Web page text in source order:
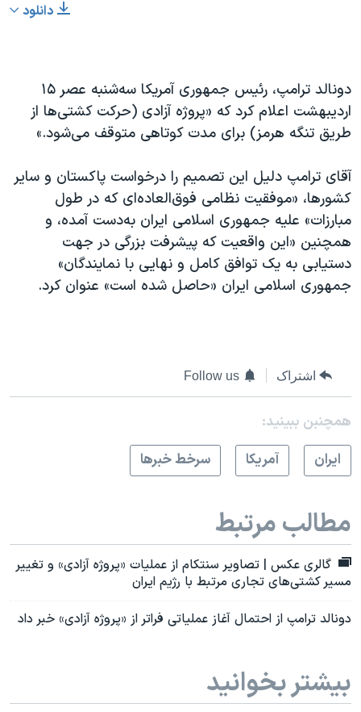
720p
1080p 720p
1080p
دانلود
دونالد ترامپ، رئیس جمهوری آمریکا سه‌شنبه عصر ۱۵
اردیبهشت اعلام کرد که «پروژه آزادی (حرکت کشتی‌ها از
طریق تنگه هرمز) برای مدت کوتاهی متوقف می‌شود.»
آقای ترامپ دلیل این تصمیم را درخواست پاکستان و سایر
کشورها، «موفقیت نظامی فوق‌العاده‌ای که در طول
مبارزات» علیه جمهوری اسلامی ایران به‌دست آمده، و
همچنین «این واقعیت که پیشرفت بزرگی در جهت
دستیابی به یک توافق کامل و نهایی با نمایندگان»
جمهوری اسلامی ایران «حاصل شده است» عنوان کرد.
اشتراک Follow us
همچنبن ببینید:
ايران
آمريکا سرخط خبرها
مطالب مرتبط
گالری عکس | تصاویر سنتکام از عملیات «پروژه آزادی» و تغییر
مسیر کشتی‌های تجاری مرتبط با رژیم ایران
دونالد ترامپ از احتمال آغاز عملیاتی فراتر از «پروژه آزادی» خبر داد
بیشتر بخوانید